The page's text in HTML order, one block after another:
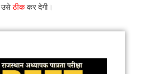
उसेठीककर देगी।